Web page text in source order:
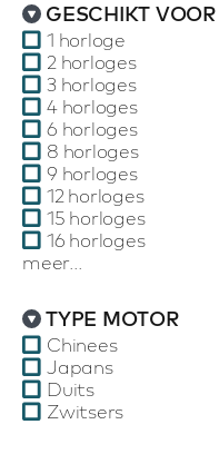
GESCHIKT VOOR
1 horloge
2 horloges
3 horloges
4 horloges
6 horloges
8 horloges
9 horloges
12 horloges
15 horloges
16 horloges
meer...
TYPE MOTOR
Chinees
Japans
Duits
Zwitsers